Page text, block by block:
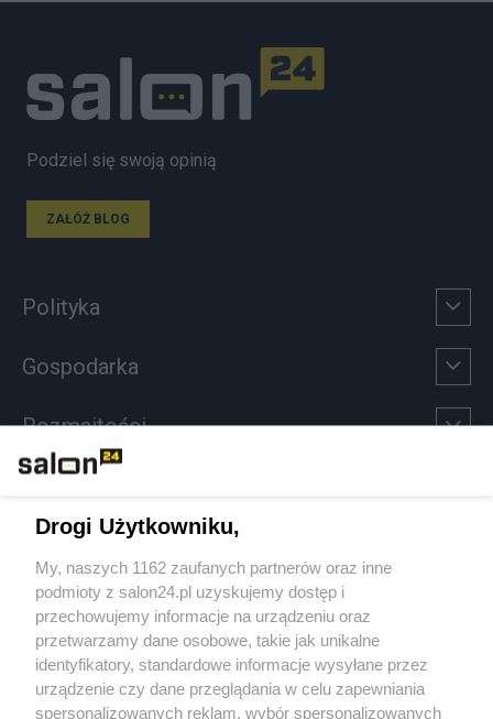
Podziel się swoją opinią
ZAŁÓŻ BLOG
Polityka
Gospodarka
Rozmaitości
Sport
Społeczeństwo
Kultura
Drogi Użytkowniku,
My, naszych 1162 zaufanych partnerów oraz inne
podmioty z salon24.pl uzyskujemy dostęp i
przechowujemy informacje na urządzeniu oraz
przetwarzamy dane osobowe, takie jak unikalne
identyfikatory, standardowe informacje wysyłane przez
urządzenie czy dane przeglądania w celu zapewniania
spersonalizowanych reklam, wybór spersonalizowanych